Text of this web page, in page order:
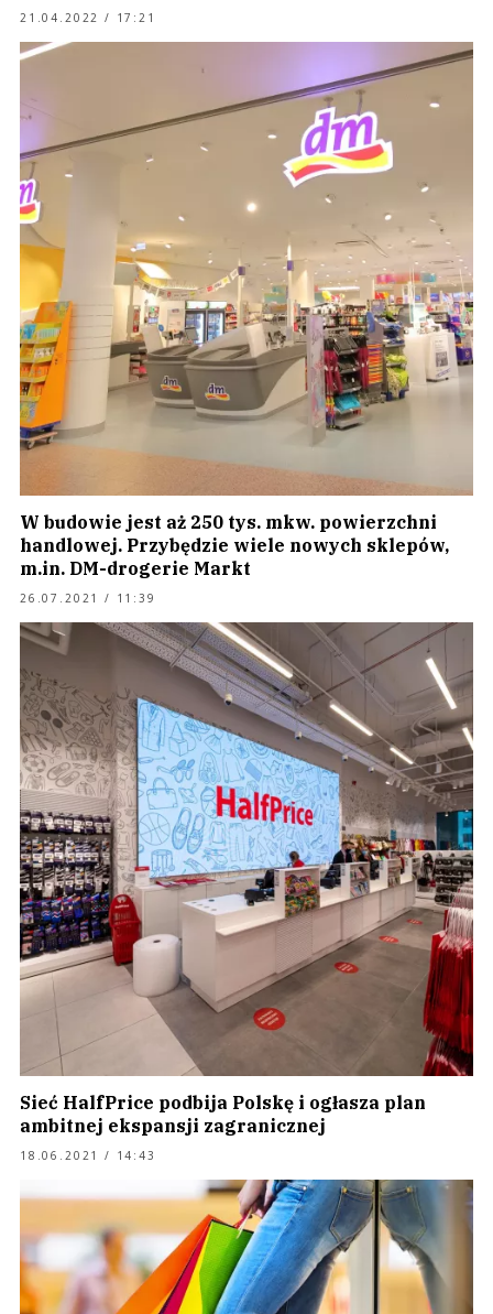
21.04.2022 / 17:21
W budowie jest aż 250 tys. mkw. powierzchni
handlowej. Przybędzie wiele nowych sklepów,
m.in. DM-drogerie Markt
26.07.2021 / 11:39
Sieć HalfPrice podbija Polskę i ogłasza plan
ambitnej ekspansji zagranicznej
18.06.2021 / 14:43